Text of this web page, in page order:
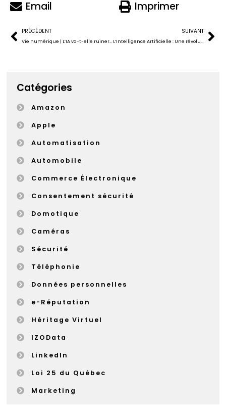
Email Imprimer
PRÉCÉDENT
Vie numérique | L’IA va-t-elle ruiner ou sauver la planète ?
SUIVANT
L’Intelligence Artificielle : Une révolution à ne pas sous-estimer pour les entrepreneurs
Catégories
Amazon
Apple
Automatisation
Automobile
Commerce Électronique
Consentement sécurité
Domotique
Caméras
Sécurité
Téléphonie
Données personnelles
e-Réputation
Héritage Virtuel
IZOData
LinkedIn
Loi 25 du Québec
Marketing